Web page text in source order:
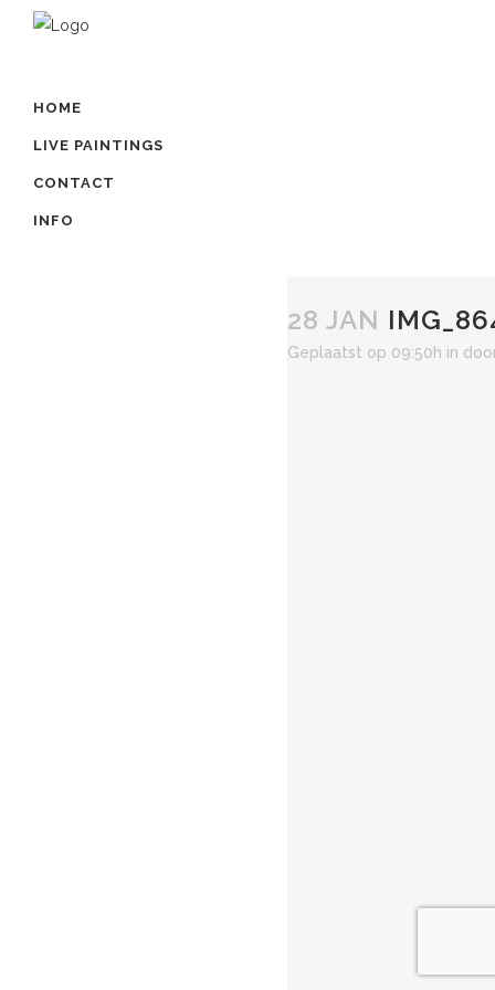
HOME
LIVE PAINTINGS
CONTACT
INFO
28 JAN
Geplaatst op 09:50h in